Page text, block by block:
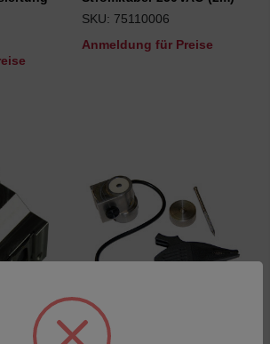
SKU: 75110006
Anmeldung für Preise